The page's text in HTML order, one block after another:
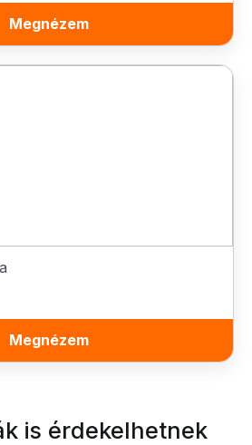
Megnézem
Megnézem
is érdekelhetnek